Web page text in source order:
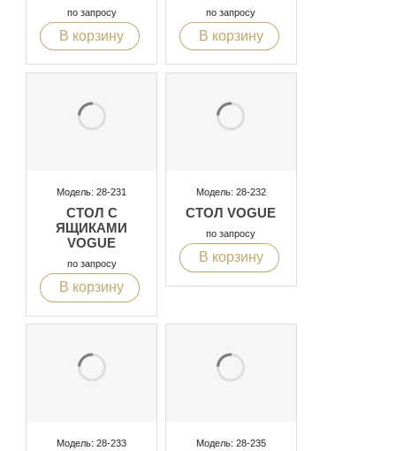
по запросу
В корзину
по запросу
В корзину
Модель: 28-231
СТОЛ С
ЯЩИКАМИ
VOGUE
по запросу
В корзину
Модель: 28-232
СТОЛ VOGUE
по запросу
В корзину
Модель: 28-233 Модель: 28-235